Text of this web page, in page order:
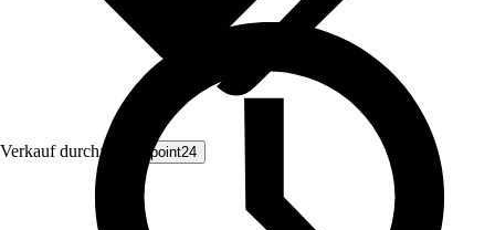
Verkauf durch: Livingpoint24